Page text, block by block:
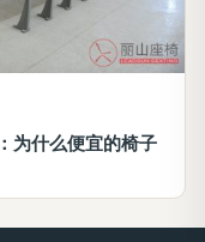
为什么便宜的椅子